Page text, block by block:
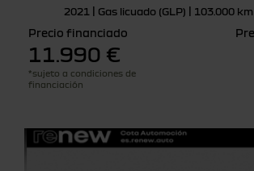
2021 | Gas licuado (GLP) | 103.000
Precio financiado
11.990 €
*sujeto a condiciones de
financiación